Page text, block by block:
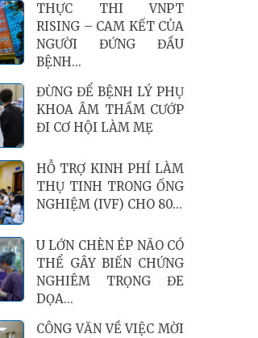
THỰC THI VNPT
RISING – CAM KẾT CỦA
NGƯỜI ĐỨNG ĐẦU
BỆNH...
ĐỪNG ĐỂ BỆNH LÝ PHỤ
KHOA ÂM THẦM CƯỚP
ĐI CƠ HỘI LÀM MẸ
HỖ TRỢ KINH PHÍ LÀM
THỤ TINH TRONG ỐNG
NGHIỆM (IVF) CHO 80...
U LỚN CHÈN ÉP NÃO CÓ
THỂ GÂY BIẾN CHỨNG
NGHIÊM TRỌNG ĐE
DỌA...
CÔNG VĂN VỀ VIỆC MỜI